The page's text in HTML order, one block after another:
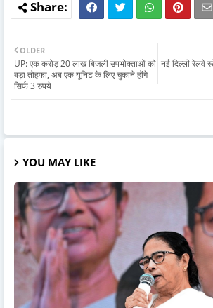
नई दिल्ली रेलवे
OLDER
UP: एक करोड़ 20 लाख बिजली उपभोक्ताओं को
बड़ा तोहफा, अब एक यूनिट के लिए चुकाने होंगे
सिर्फ 3 रुपये
YOU MAY LIKE